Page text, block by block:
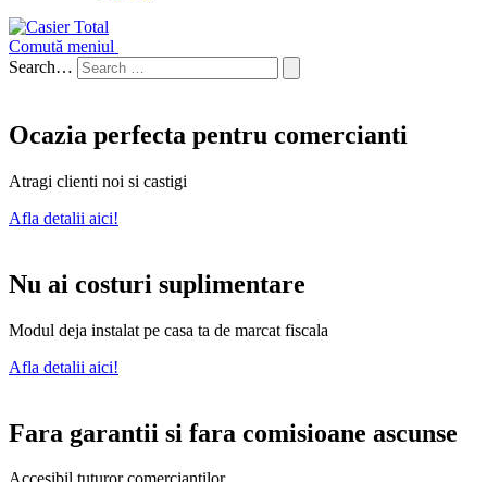
Comută meniul
Search…
Ocazia perfecta pentru comercianti
Atragi clienti noi si castigi
Afla detalii aici!
Nu ai costuri suplimentare
Modul deja instalat pe casa ta de marcat fiscala
Afla detalii aici!
Fara garantii si fara comisioane ascunse